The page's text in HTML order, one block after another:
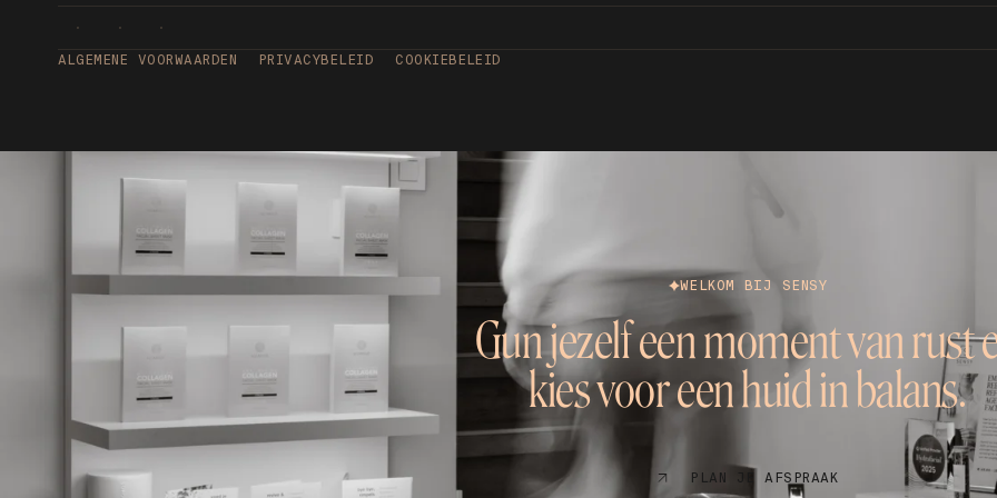
ALGEMENE VOORWAARDEN PRIVACYBELEID COOKIEBELEID
WELKOM BIJ SENSY
Gun jezelf een moment van rust
kies voor een huid in balans.
PLAN JE AFSPRAAK